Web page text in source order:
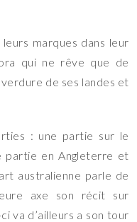
marques dans leur
qui ne rêve que de
de ses landes et
: une partie sur le
partie en Angleterre et
australienne parle de
axe son récit sur
va d’ailleurs a son tour